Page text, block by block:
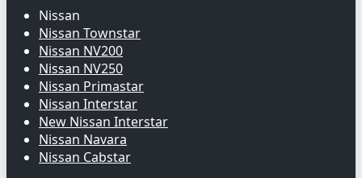
Nissan
Nissan Townstar
Nissan NV200
Nissan NV250
Nissan Primastar
Nissan Interstar
New Nissan Interstar
Nissan Navara
Nissan Cabstar